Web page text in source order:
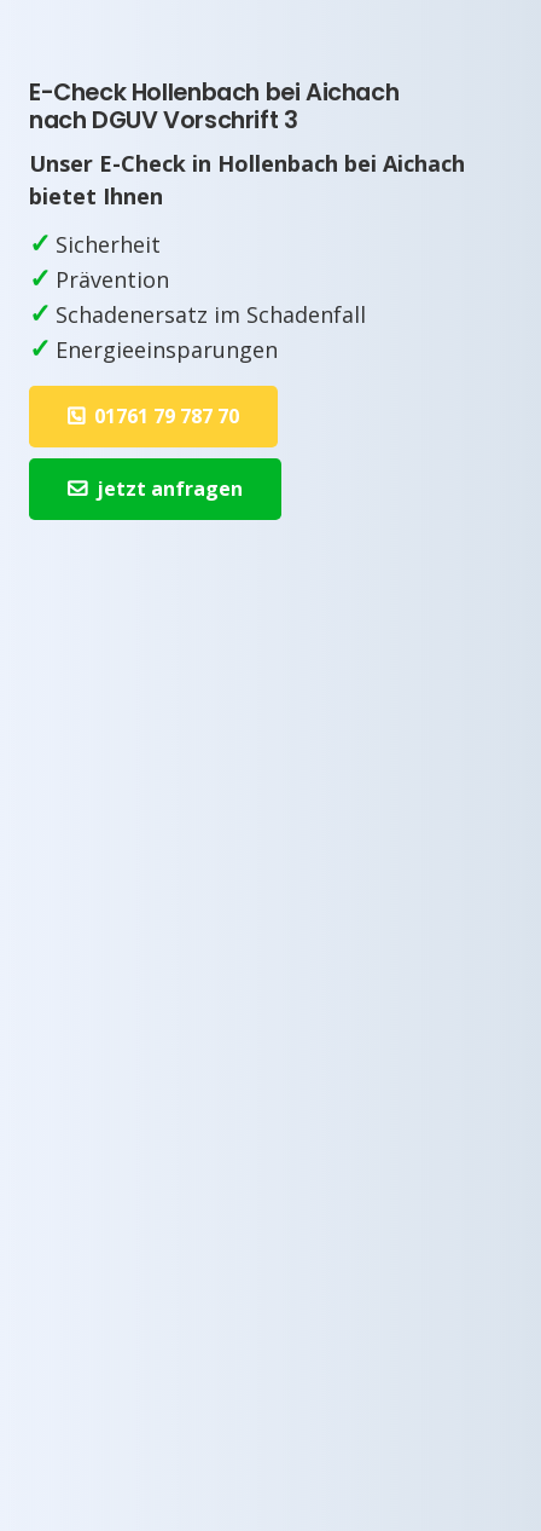
E-Check Hollenbach bei Aichach
nach DGUV Vorschrift 3
Unser E-Check in Hollenbach bei Aichach
bietet Ihnen
✓ Sicherheit
✓ Prävention
✓ Schadenersatz im Schadenfall
✓ Energieeinsparungen
01761 79 787 70
jetzt anfragen